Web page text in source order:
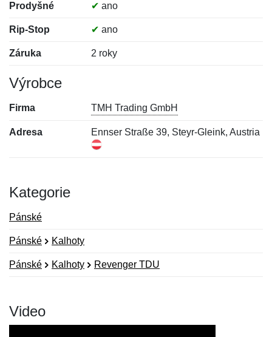
Prodyšné ✔ ano
Rip-Stop ✔ ano
Záruka 2 roky
Výrobce
Firma TMH Trading GmbH
Adresa Ennser Straße 39, Steyr-Gleink, Austria
Kategorie
Pánské
Pánské Kalhoty
Pánské Kalhoty Revenger TDU
Video